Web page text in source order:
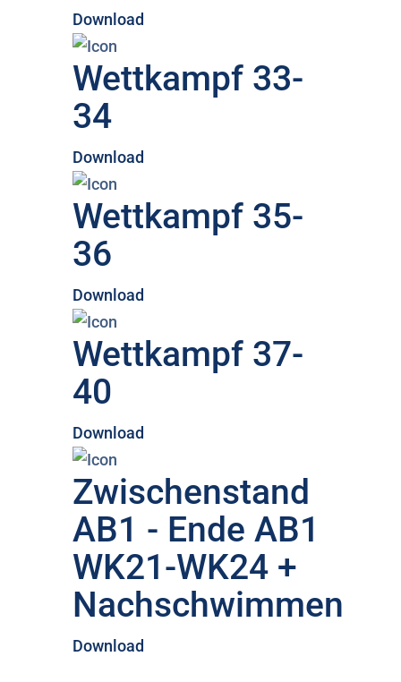
Download
Wettkampf 33-
34
Download
Wettkampf 35-
36
Download
Wettkampf 37-
40
Download
Zwischenstand
AB1 - Ende AB1
WK21-WK24 +
Nachschwimmen
Download